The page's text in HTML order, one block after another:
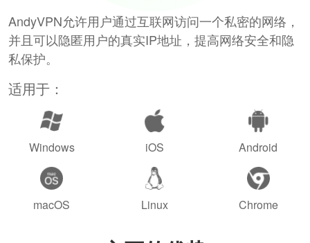
AndyVPN允许用户通过互联网访问一个私密的网络，
并且可以隐匿用户的真实IP地址，提高网络安全和隐
私保护。
适用于：
Windows iOS Android
macOS Linux Chrome